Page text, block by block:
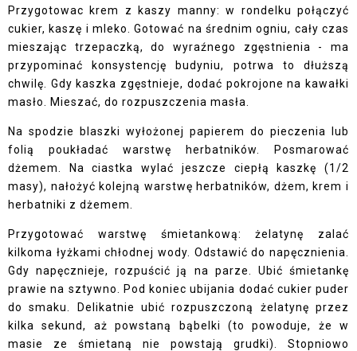
Przygotowac krem z kaszy manny: w rondelku połączyć
cukier, kaszę i mleko. Gotować na średnim ogniu, cały czas
mieszając trzepaczką, do wyraźnego zgęstnienia - ma
przypominać konsystencję budyniu, potrwa to dłuższą
chwilę. Gdy kaszka zgęstnieje, dodać pokrojone na kawałki
masło. Mieszać, do rozpuszczenia masła.
Na spodzie blaszki wyłożonej papierem do pieczenia lub
folią poukładać warstwę herbatników. Posmarować
dżemem. Na ciastka wylać jeszcze ciepłą kaszkę (1/2
masy), nałożyć kolejną warstwę herbatników, dżem, krem i
herbatniki z dżemem.
Przygotować warstwę śmietankową: żelatynę zalać
kilkoma łyżkami chłodnej wody. Odstawić do napęcznienia.
Gdy napęcznieje, rozpuścić ją na parze. Ubić śmietankę
prawie na sztywno. Pod koniec ubijania dodać cukier puder
do smaku. Delikatnie ubić rozpuszczoną żelatynę przez
kilka sekund, aż powstaną bąbelki (to powoduje, że w
masie ze śmietaną nie powstają grudki). Stopniowo